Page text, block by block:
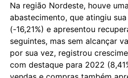
Na região Nordeste, houve
abastecimento, que atingiu
(-16,21%) e apresentou
seguintes, mas sem alcançar
por sua vez, registrou
com destaque para 2022